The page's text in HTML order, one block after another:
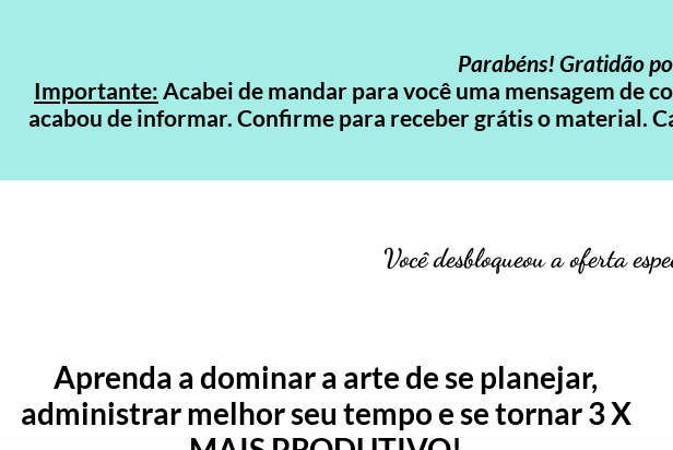
Parabéns! Gratidão
Importante: Acabei de mandar para você uma mensagem de
acabou de informar. Confirme para receber grátis o material.
Você desbloqueou a oferta
Aprenda a dominar a arte de se planejar,
administrar melhor seu tempo e se tornar 3 X